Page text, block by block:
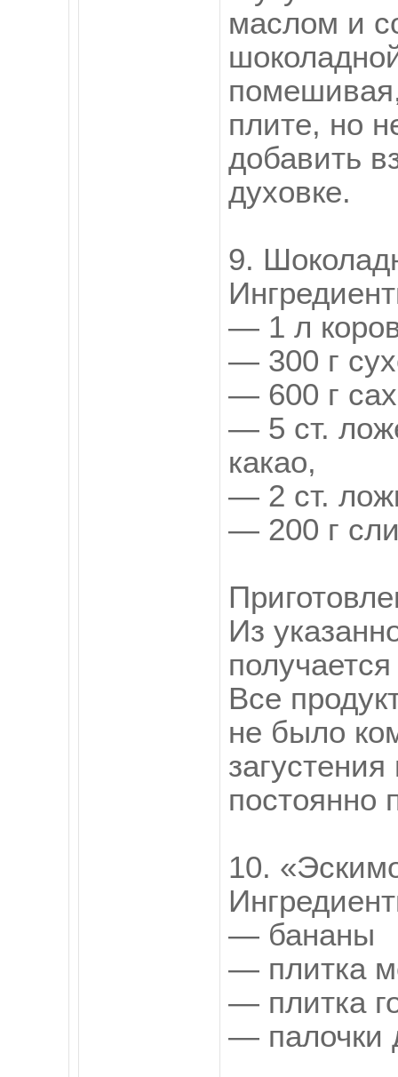
маслом и
плите, но
добавить
духовке.
9.
— 1 л
— 300 г
— 600 г
— 5 ст.
какао,
— 2 ст.
— 200 г
Из
Все
не было
постоянно
10.
— бананы
— плитка
— плитка
— палочки